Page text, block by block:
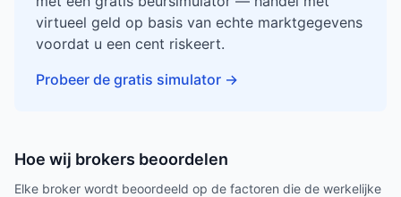
virtueel geld op basis van echte marktgegevens
voordat u een cent riskeert.
Probeer de gratis simulator →
Hoe wij brokers beoordelen
Elke broker wordt beoordeeld op de factoren die de werkelijke